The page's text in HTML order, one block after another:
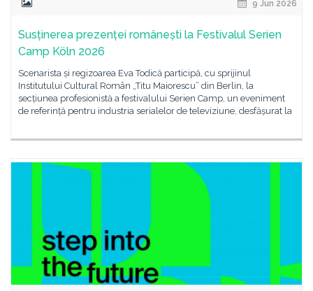
9 Jun 2026
Susținerea prezenței românești la Festivalul Serien
Camp Köln 2026
Scenarista și regizoarea Eva Todică participă, cu sprijinul
Institutului Cultural Român „Titu Maiorescu” din Berlin, la
secțiunea profesionistă a festivalului Serien Camp, un eveniment
de referință pentru industria serialelor de televiziune, desfășurat la